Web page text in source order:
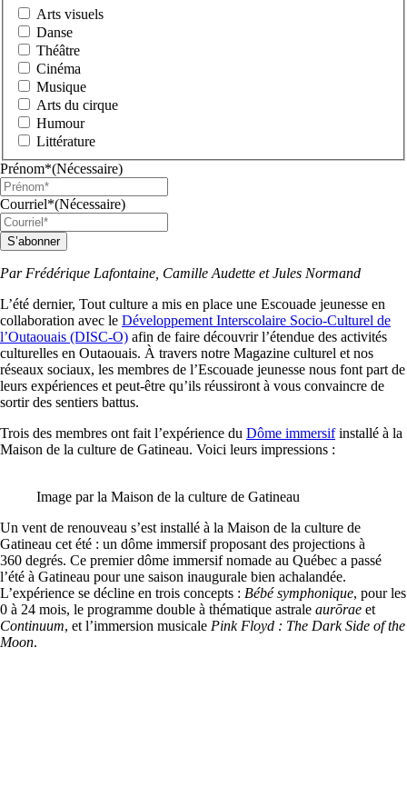
Arts visuels
Danse
Théâtre
Cinéma
Musique
Arts du cirque
Humour
Littérature
Prénom*(Nécessaire)
Courriel*(Nécessaire)
S’abonner
Par Frédérique Lafontaine, Camille Audette et Jules Normand
L’été dernier, Tout culture a mis en place une Escouade jeunesse en
collaboration avec le Développement Interscolaire Socio-Culturel de
l’Outaouais (DISC-O) afin de faire découvrir l’étendue des activités
culturelles en Outaouais. À travers notre Magazine culturel et nos
réseaux sociaux, les membres de l’Escouade jeunesse nous font part de
leurs expériences et peut-être qu’ils réussiront à vous convaincre de
sortir des sentiers battus.
Trois des membres ont fait l’expérience du Dôme immersifinstallé à la
Maison de la culture de Gatineau. Voici leurs impressions :
Image par la Maison de la culture de Gatineau
Un vent de renouveau s’est installé à la Maison de la culture de
Gatineau cet été : un dôme immersif proposant des projections à
360 degrés. Ce premier dôme immersif nomade au Québec a passé
l’été à Gatineau pour une saison inaugurale bien achalandée.
L’expérience se décline en trois concepts : Bébé symphonique, pour les
0 à 24 mois, le programme double à thématique astrale aurōrae et
Continuum, et l’immersion musicale Pink Floyd : The Dark Side of the
Moon.